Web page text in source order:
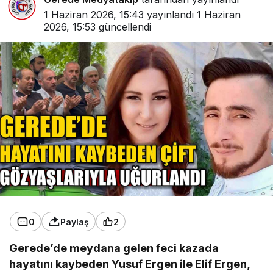
1 Haziran 2026, 15:43 yayınlandı 1 Haziran
2026, 15:53 güncellendi
0 Paylaş 2
Gerede’de meydana gelen feci kazada
hayatını kaybeden Yusuf Ergen ile Elif Ergen,